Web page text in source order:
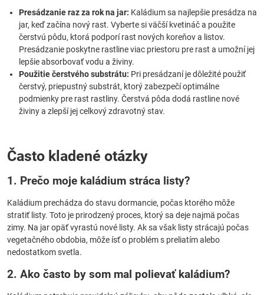
Presádzanie raz za rok na jar: Kaládium sa najlepšie presádza na
jar, keď začína nový rast. Vyberte si väčší kvetináč a použite
čerstvú pôdu, ktorá podporí rast nových koreňov a listov.
Presádzanie poskytne rastline viac priestoru pre rast a umožní jej
lepšie absorbovať vodu a živiny.
Použitie čerstvého substrátu: Pri presádzaní je dôležité použiť
čerstvý, priepustný substrát, ktorý zabezpečí optimálne
podmienky pre rast rastliny. Čerstvá pôda dodá rastline nové
živiny a zlepší jej celkový zdravotný stav.
Často kladené otázky
1. Prečo moje kaládium stráca listy?
Kaládium prechádza do stavu dormancie, počas ktorého môže
stratiť listy. Toto je prirodzený proces, ktorý sa deje najmä počas
zimy. Na jar opäť vyrastú nové listy. Ak sa však listy strácajú počas
vegetačného obdobia, môže ísť o problém s preliatím alebo
nedostatkom svetla.
2. Ako často by som mal polievať kaládium?